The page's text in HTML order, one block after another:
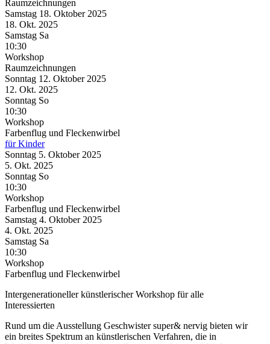
Raumzeichnungen
Samstag 18. Oktober 2025
18. Okt. 2025
Samstag Sa
10:30
Workshop
Raumzeichnungen
Sonntag 12. Oktober 2025
12. Okt. 2025
Sonntag So
10:30
Workshop
Farbenflug und Fleckenwirbel
für Kinder
Sonntag 5. Oktober 2025
5. Okt. 2025
Sonntag So
10:30
Workshop
Farbenflug und Fleckenwirbel
Samstag 4. Oktober 2025
4. Okt. 2025
Samstag Sa
10:30
Workshop
Farbenflug und Fleckenwirbel
Intergenerationeller künstlerischer Workshop für alle
Interessierten
Rund um die Ausstellung Geschwister super& nervig bieten wir
ein breites Spektrum an künstlerischen Verfahren, die in